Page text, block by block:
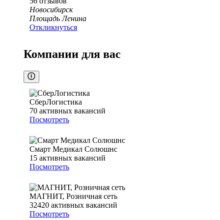
Новосибирск
Площадь Ленина
Откликнуться
Компании для вас
СберЛогистика
70 активных вакансий
Посмотреть
Смарт Медикал Солюшнс
15 активных вакансий
Посмотреть
МАГНИТ, Розничная сеть
32420 активных вакансий
Посмотреть